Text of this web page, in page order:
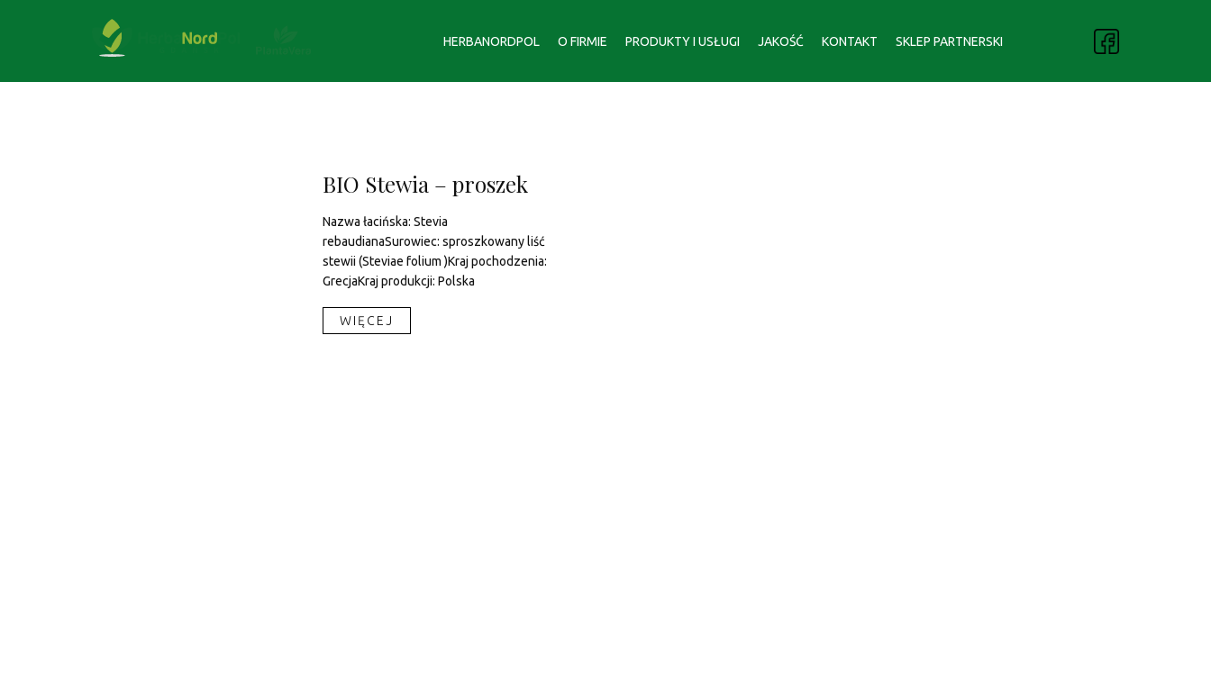
HERBANORDPOL O FIRMIE PRODUKTY I USŁUGI JAKOŚĆ KONTAKT SKLEP PARTNERSKI
BIO Stewia – proszek
Nazwa łacińska: Stevia
rebaudianaSurowiec: sproszkowany liść
stewii (Steviae folium )Kraj pochodzenia:
GrecjaKraj produkcji: Polska
WIĘCEJ​